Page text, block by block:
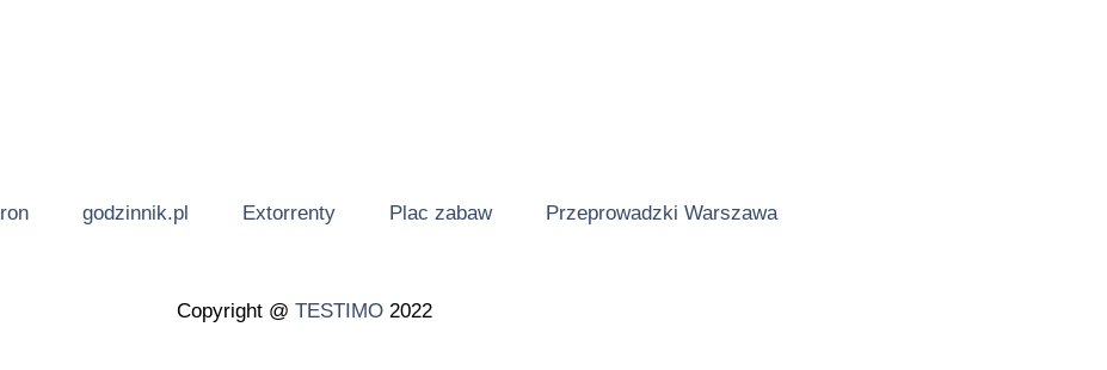
godzinnik.pl Extorrenty Plac zabaw Przeprowadzki Warszawa
Copyright @ TESTIMO 2022